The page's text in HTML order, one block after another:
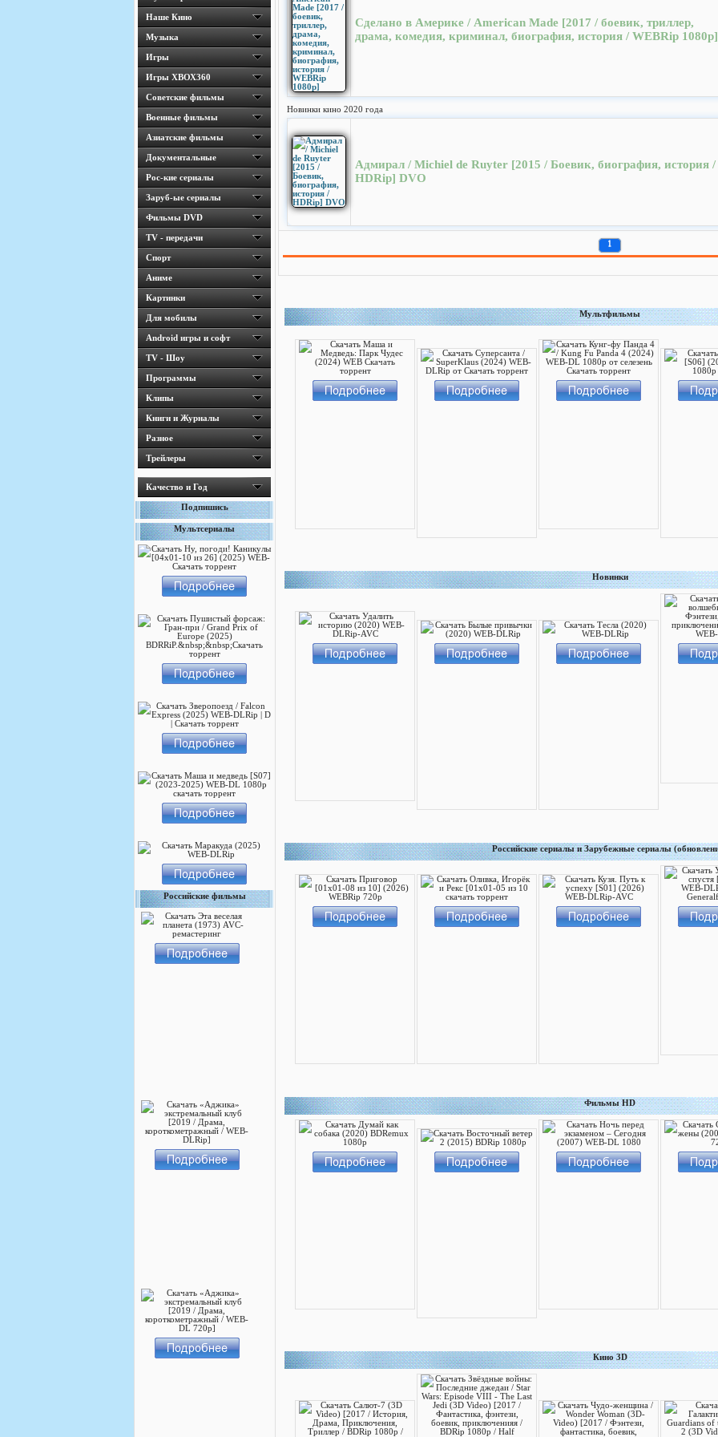
Наше Кино
Музыка
Игры
Игры ХВОХ360
Cоветские фильмы
Военные фильмы
Азиатские фильмы
Документальные
Рос-кие сериалы
Заруб-ые сериалы
Фильмы DVD
TV - передачи
Спорт
Аниме
Картинки
Для мобилы
Android игры и софт
TV - Шоу
Программы
Клипы
Книги и Журналы
Разное
Трейлеры
Качество и Год
Подпишись
Мультсериалы
Российские фильмы
Сделано в Америке / American Made [2017 / боевик, триллер,
драма, комедия, криминал, биография, история / WEBRip 1080p]
Новинки кино 2020 года
Адмирал / Michiel de Ruyter [2015 / Боевик, биография, история /
HDRip] DVO
1
Мультфильмы
Новинки
Российские сериалы и Зарубежные сериалы
Фильмы HD
Кино 3D